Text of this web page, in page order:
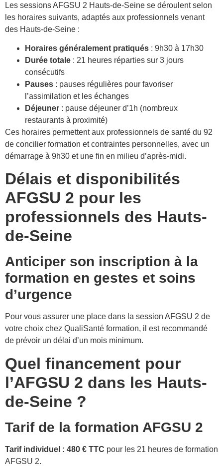
Les sessions AFGSU 2 Hauts-de-Seine se déroulent selon
les horaires suivants, adaptés aux professionnels venant
des Hauts-de-Seine :
Horaires généralement pratiqués : 9h30 à 17h30
Durée totale : 21 heures réparties sur 3 jours
consécutifs
Pauses : pauses régulières pour favoriser
l’assimilation et les échanges
Déjeuner : pause déjeuner d’1h (nombreux
restaurants à proximité)
Ces horaires permettent aux professionnels de santé du 92
de concilier formation et contraintes personnelles, avec un
démarrage à 9h30 et une fin en milieu d’après-midi.
Délais et disponibilités
AFGSU 2 pour les
professionnels des Hauts-
de-Seine
Anticiper son inscription à la
formation en gestes et soins
d’urgence
Pour vous assurer une place dans la session AFGSU 2 de
votre choix chez QualiSanté formation, il est recommandé
de prévoir un délai d’un mois minimum.
Quel financement pour
l’AFGSU 2 dans les Hauts-
de-Seine ?
Tarif de la formation AFGSU 2
Tarif individuel : 480 € TTC pour les 21 heures de formation
AFGSU 2.